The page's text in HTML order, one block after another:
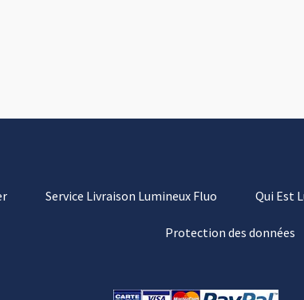
Service Livraison Lumineux Fluo Qui Est
Protection des données